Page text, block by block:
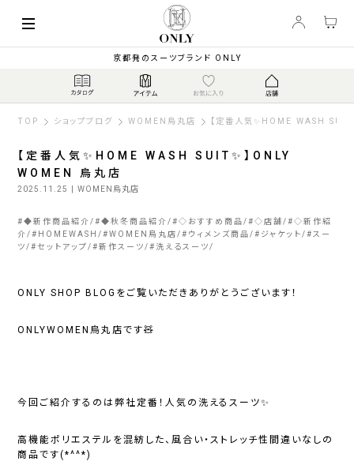
京都発のスーツブランド ONLY
TOP ショップブログ WOMEN烏丸店 【定番人気✨HOME WASH
【定番人気✨HOME WASH SUIT✨】ONLY
WOMEN 烏丸店
2025.11.25 | WOMEN烏丸店
#◆新作商品紹介 #◆秋冬商品紹介 #◇おすすめ商品 #◇店舗 #◇新作紹
介 # HOMEWASH #WOMEN烏丸店 # ウィメンズ商品 # ジャケット # スー
ツ #セットアップ #新作スーツ # 洗えるスーツ
ONLY SHOP BLOGをご覧いただきありがとうございます！
ONLYWOMEN烏丸店です🧸
今回ご紹介するのは弊社定番！人気の洗えるスーツ✨
高機能ポリエステルを混紡した、風合い・ストレッチ性間違いなしの
商品です(*^^*)